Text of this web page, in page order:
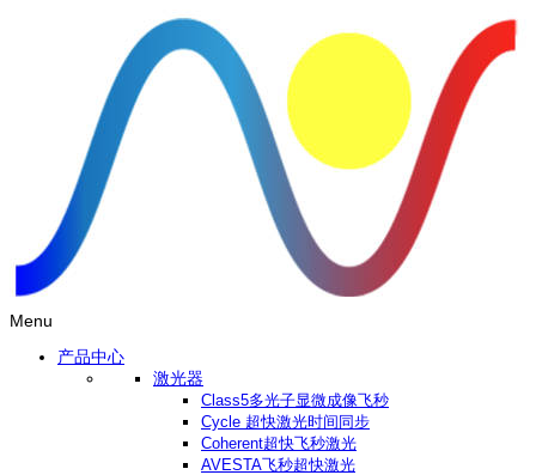
Menu
产品中心
激光器
Class5多光子显微成像飞秒
Cycle 超快激光时间同步
Coherent超快飞秒激光
AVESTA飞秒超快激光